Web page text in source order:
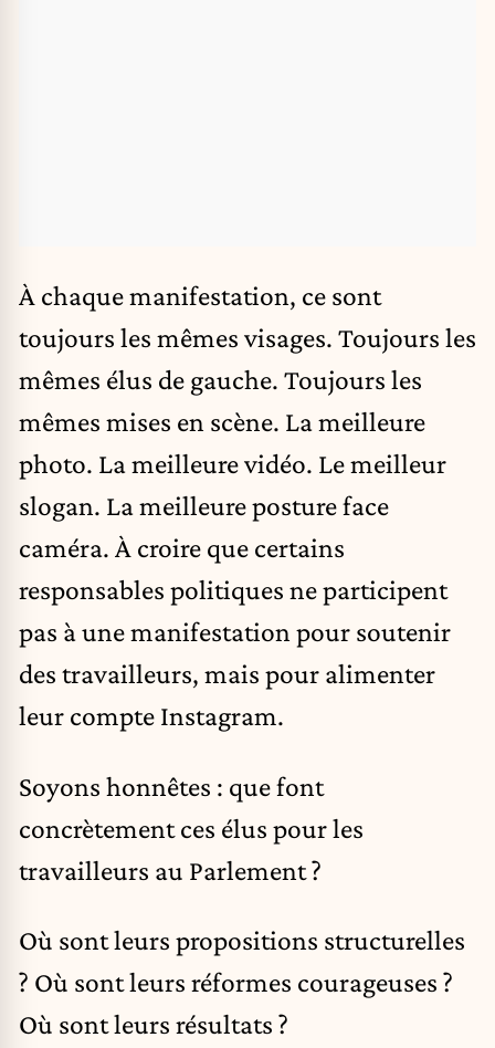
À chaque manifestation, ce sont
toujours les mêmes visages. Toujours les
mêmes élus de gauche. Toujours les
mêmes mises en scène. La meilleure
photo. La meilleure vidéo. Le meilleur
slogan. La meilleure posture face
caméra. À croire que certains
responsables politiques ne participent
pas à une manifestation pour soutenir
des travailleurs, mais pour alimenter
leur compte Instagram.
Soyons honnêtes : que font
concrètement ces élus pour les
travailleurs au Parlement ?
Où sont leurs propositions structurelles
? Où sont leurs réformes courageuses ?
Où sont leurs résultats ?